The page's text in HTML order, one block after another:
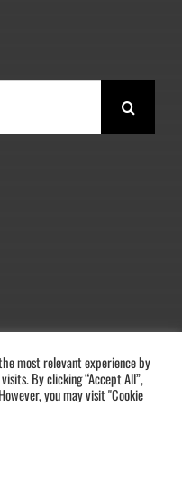
most relevant experience by
By clicking “Accept All”,
you may visit "Cookie